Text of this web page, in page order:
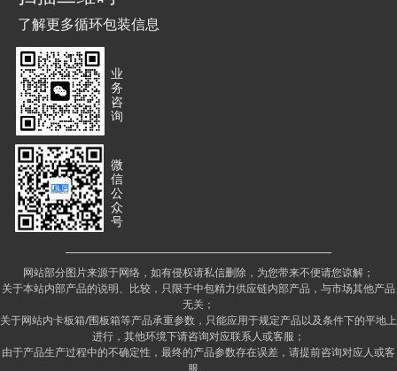
网站部分图片来源于网络，如有侵权请私信删除，为您带来不便请您谅解；
关于本站内部产品的说明、比较，只限于中包精力供应链内部产品，与市场其他产品
无关；
关于网站内卡板箱/围板箱等产品承重参数，只能应用于规定产品以及条件下的平地上
进行，其他环境下请咨询对应联系人或客服；
由于产品生产过程中的不确定性，最终的产品参数存在误差，请提前咨询对应人或客
服。
了解更多循环包装信息
微
信
公
众
号
业
务
咨
询